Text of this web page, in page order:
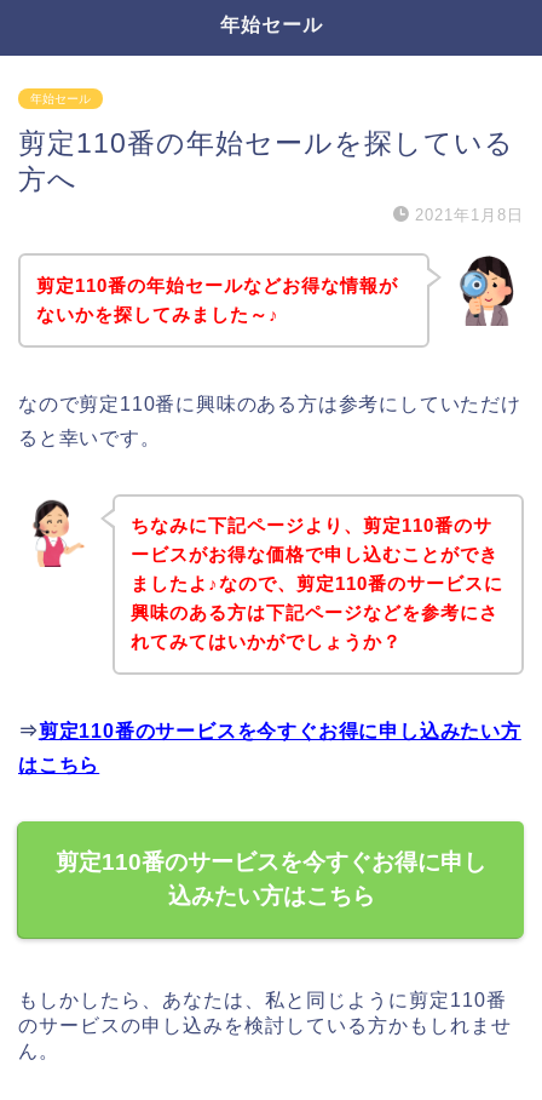
年始セール
年始セール
剪定110番の年始セールを探している
方へ
2021年1月8日
剪定110番の年始セールなどお得な情報が
ないかを探してみました～♪
なので剪定110番に興味のある方は参考にしていただけ
ると幸いです。
ちなみに下記ページより、剪定110番のサ
ービスがお得な価格で申し込むことができ
ましたよ♪なので、剪定110番のサービスに
興味のある方は下記ページなどを参考にさ
れてみてはいかがでしょうか？
⇒剪定110番のサービスを今すぐお得に申し込みたい方
はこちら
剪定110番のサービスを今すぐお得に申し
込みたい方はこちら
もしかしたら、あなたは、私と同じように剪定110番
のサービスの申し込みを検討している方かもしれませ
ん。